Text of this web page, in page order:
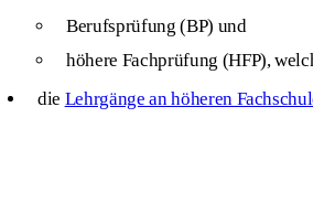
Berufsprüfung (BP) und
höhere Fachprüfung (HFP),
die Lehrgänge an höheren